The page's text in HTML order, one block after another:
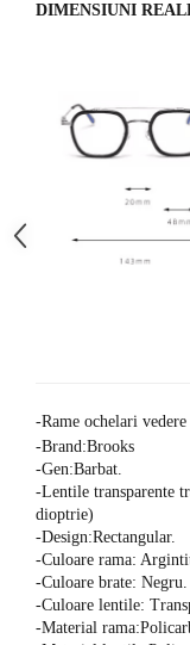
DIMENSIUNI
-Rame ochelari vedere
-Brand:Brooks
-Gen:Barbat.
-Lentile transparente
dioptrie)
-Design:Rectangular.
-Culoare rama:
-Culoare brate: Negru.
-Culoare lentile:
-Material